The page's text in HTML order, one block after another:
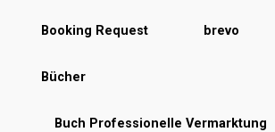
Booking Request brevo
Bücher
Buch Professionelle Vermarktung